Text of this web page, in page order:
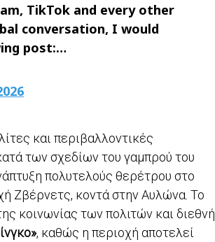
TikTok and every other
conversation, I would
post:…
και περιβαλλοντικές
των σχεδίων του γαμπρού του
πολυτελούς θερέτρου στο
Ζβέρνετς, κοντά στην Αυλώνα. Το
κοινωνίας των πολιτών και διεθνή
, καθώς η περιοχή αποτελεί